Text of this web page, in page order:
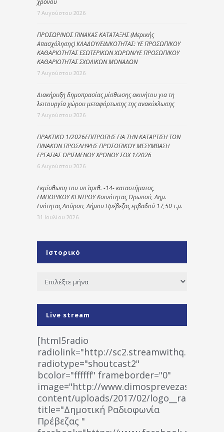
7 Αυγούστου 2026
ΠΡΟΣΩΡΙΝΟΣ ΠΙΝΑΚΑΣ ΚΑΤΑΤΑΞΗΣ (Μερικής
Απασχόλησης) ΚΛΑΔΟΥ/ΕΙΔΙΚΟΤΗΤΑΣ: ΥΕ ΠΡΟΣΩΠΙΚΟΥ
ΚΑΘΑΡΙΟΤΗΤΑΣ ΕΣΩΤΕΡΙΚΩΝ ΧΩΡΩΝ/ΥΕ ΠΡΟΣΩΠΙΚΟΥ
ΚΑΘΑΡΙΟΤΗΤΑΣ ΣΧΟΛΙΚΩΝ ΜΟΝΑΔΩΝ
7 Αυγούστου 2026
Διακήρυξη δημοπρασίας μίσθωσης ακινήτου για τη
λειτουργία χώρου μεταφόρτωσης της ανακύκλωσης
7 Αυγούστου 2026
ΠΡΑΚΤΙΚΟ 1/2026ΕΠΙΤΡΟΠΗΣ ΓΙΑ ΤΗΝ ΚΑΤΑΡΤΙΣΗ ΤΩΝ
ΠΙΝΑΚΩΝ ΠΡΟΣΛΗΨΗΣ ΠΡΟΣΩΠΙΚΟΥ ΜΕΣΥΜΒΑΣΗ
ΕΡΓΑΣΙΑΣ ΟΡΙΣΜΕΝΟΥ ΧΡΟΝΟΥ ΣΟΧ 1/2026
6 Αυγούστου 2026
Εκμίσθωση του υπ΄ αριθ. -14- καταστήματος,
ΕΜΠΟΡΙΚΟΥ ΚΕΝΤΡΟΥ Κοινότητας Ωρωπού, Δημ.
Ενότητας Λούρου, Δήμου Πρέβεζας εμβαδού 17,50 τ.μ.
31 Ιουλίου 2026
Ιστορικό
Ιστορικό
Live stream
[html5radio
radiolink="http://
radiotype="shoutcast2"
bcolor="ffffff" frameborder="0"
image="http://www.dimosprevezas.gr/wp-
content/uploads/2017/02/
title="Δημοτική Ραδιοφωνία
Πρέβεζας "